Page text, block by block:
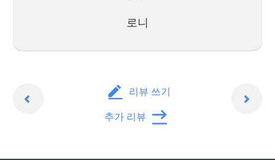
로니
전
음
리뷰 쓰기
추가 리뷰